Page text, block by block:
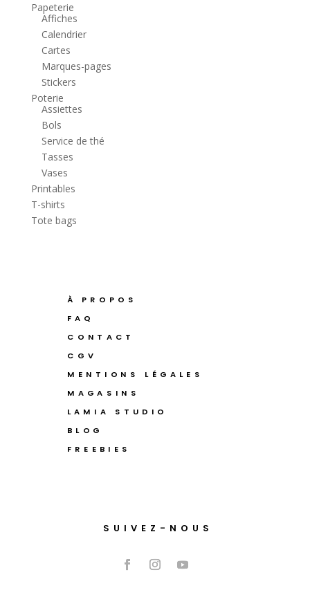
Papeterie
Affiches
Calendrier
Cartes
Marques-pages
Stickers
Poterie
Assiettes
Bols
Service de thé
Tasses
Vases
Printables
T-shirts
Tote bags
À PROPOS
FAQ
CONTACT
CGV
MENTIONS LÉGALES
MAGASINS
LAMIA STUDIO
BLOG
FREEBIES
SUIVEZ-NOUS